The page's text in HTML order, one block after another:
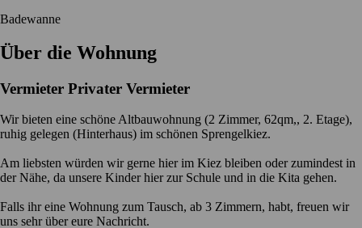
Badewanne
Über die Wohnung
Vermieter Privater Vermieter
Wir bieten eine schöne Altbauwohnung (2 Zimmer, 62qm,, 2. Etage),
ruhig gelegen (Hinterhaus) im schönen Sprengelkiez.
Am liebsten würden wir gerne hier im Kiez bleiben oder zumindest in
der Nähe, da unsere Kinder hier zur Schule und in die Kita gehen.
Falls ihr eine Wohnung zum Tausch, ab 3 Zimmern, habt, freuen wir
uns sehr über eure Nachricht.